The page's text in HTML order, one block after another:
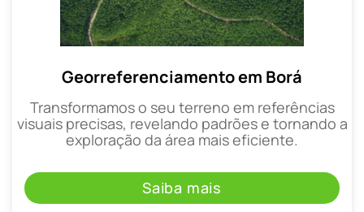
Georreferenciamento em Borá
Transformamos o seu terreno em referências
visuais precisas, revelando padrões e tornando a
exploração da área mais eficiente.
Saiba mais